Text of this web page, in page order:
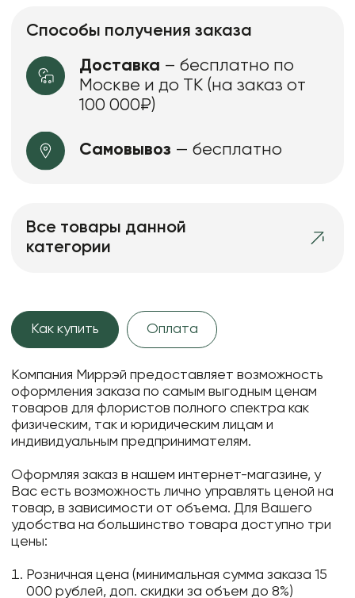
Способы получения заказа
Доставка – бесплатно по
Москве и до ТК (на заказ от
100 000₽)
Самовывоз — бесплатно
Все товары данной
категории
Как купить Оплата
Компания Миррэй предоставляет возможность
оформления заказа по самым выгодным ценам
товаров для флористов полного спектра как
физическим, так и юридическим лицам и
индивидуальным предпринимателям.
Оформляя заказ в нашем интернет-магазине, у
Вас есть возможность лично управлять ценой на
товар, в зависимости от объема. Для Вашего
удобства на большинство товара доступно три
цены:
Розничная цена (минимальная сумма заказа 15
000 рублей, доп. скидки за объем до 8%)